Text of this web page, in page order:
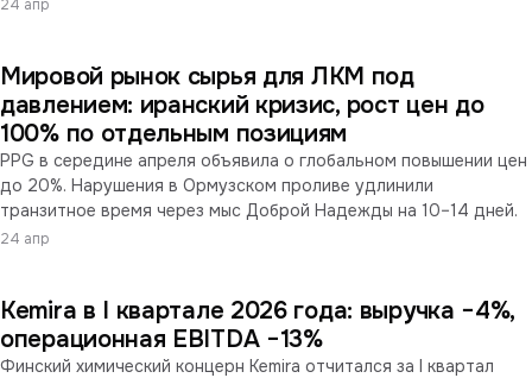
24 апр
Мировой рынок сырья для ЛКМ под
давлением: иранский кризис, рост цен до
100% по отдельным позициям
PPG в середине апреля объявила о глобальном повышении цен
до 20%. Нарушения в Ормузском проливе удлинили
транзитное время через мыс Доброй Надежды на 10–14 дней.
24 апр
Kemira в I квартале 2026 года: выручка −4%,
операционная EBITDA −13%
Финский химический концерн Kemira отчитался за I квартал